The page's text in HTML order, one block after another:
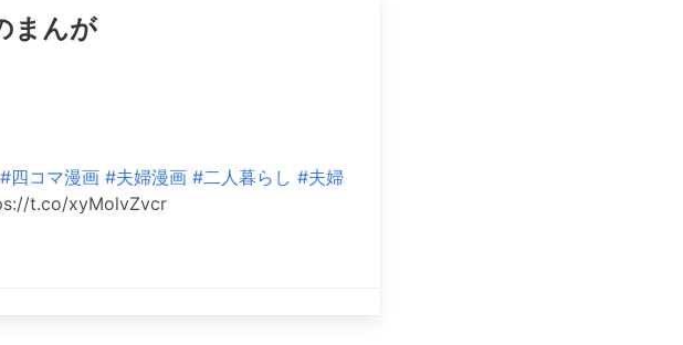
まんが
#四コマ漫画 #夫婦漫画 #二人暮らし #夫婦
t.co/xyMolvZvcr